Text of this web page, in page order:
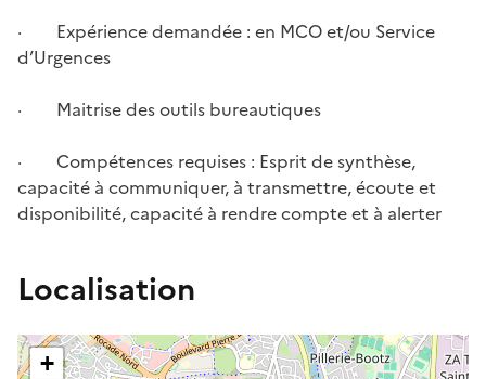
· Expérience demandée : en MCO et/ou Service
d’Urgences
· Maitrise des outils bureautiques
· Compétences requises : Esprit de synthèse,
capacité à communiquer, à transmettre, écoute et
disponibilité, capacité à rendre compte et à alerter
Localisation
+